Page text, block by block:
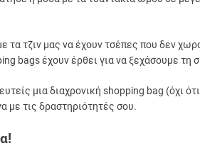
τα τζιν μας να έχουν τσέπες που δεν
bags έχουν έρθει για να ξεχάσουμε τη
μια διαχρονική shopping bag (όχι
με τις δραστηριότητές σου.